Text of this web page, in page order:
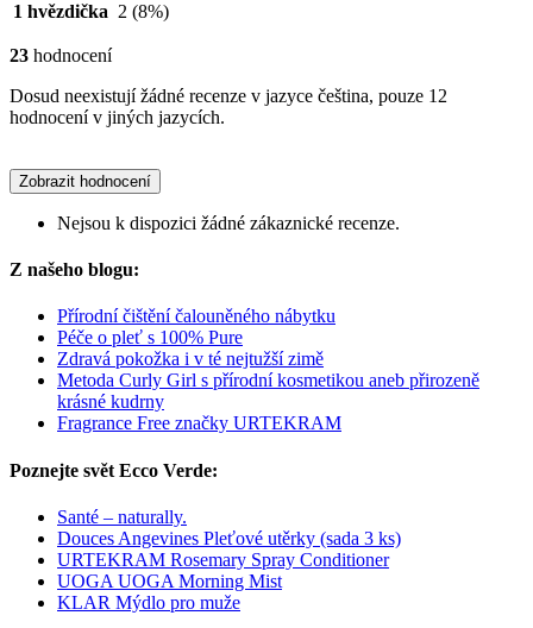
1 hvězdička 2 (8%)
23 hodnocení
Dosud neexistují žádné recenze v jazyce čeština, pouze 12
hodnocení v jiných jazycích.
Zobrazit hodnocení
Nejsou k dispozici žádné zákaznické recenze.
Z našeho blogu:
Přírodní čištění čalouněného nábytku
Péče o pleť s 100% Pure
Zdravá pokožka i v té nejtužší zimě
Metoda Curly Girl s přírodní kosmetikou aneb přirozeně
krásné kudrny
Fragrance Free značky URTEKRAM
Poznejte svět Ecco Verde:
Santé – naturally.
Douces Angevines Pleťové utěrky (sada 3 ks)
URTEKRAM Rosemary Spray Conditioner
UOGA UOGA Morning Mist
KLAR Mýdlo pro muže